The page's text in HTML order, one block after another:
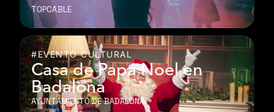
TOPCABLE
#EVENTO CULTURAL
Casa de Papá Noel en
Badalona
AYUNTAMIENTO DE BADALONA